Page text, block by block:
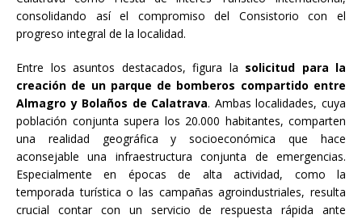
consolidando así el compromiso del Consistorio con el
progreso integral de la localidad.
Entre los asuntos destacados, figura la solicitud para la
creación de un parque de bomberos compartido entre
Almagro y Bolaños de Calatrava. Ambas localidades, cuya
población conjunta supera los 20.000 habitantes, comparten
una realidad geográfica y socioeconómica que hace
aconsejable una infraestructura conjunta de emergencias.
Especialmente en épocas de alta actividad, como la
temporada turística o las campañas agroindustriales, resulta
crucial contar con un servicio de respuesta rápida ante